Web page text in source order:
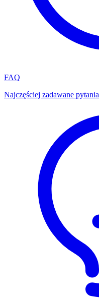
FAQ
Najczęściej zadawane pytania